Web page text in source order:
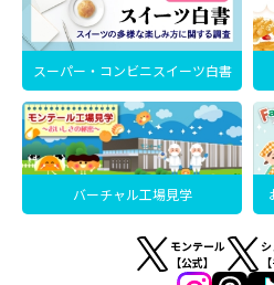
スーパー・コンビニスイーツ白書
バーチャル工場見学
モンテール
【公式】